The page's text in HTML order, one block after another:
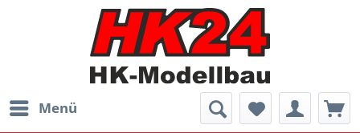
Menü